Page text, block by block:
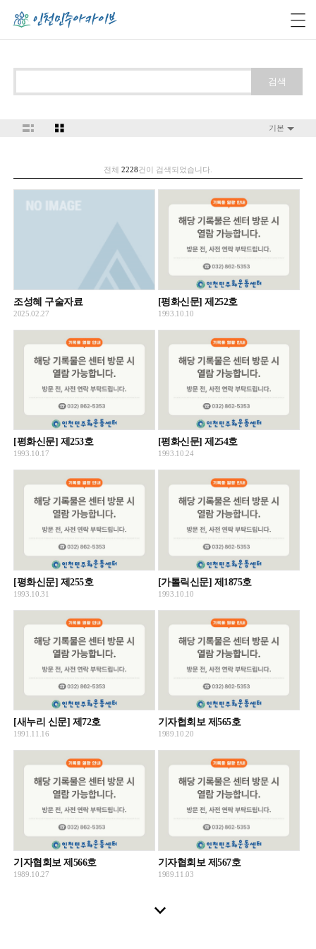
검색
기본
전체 2228건이 검색되었습니다.
조성혜 구술자료
2025.02.27
[평화신문] 제252호
1993.10.10
[평화신문] 제253호
1993.10.17
[평화신문] 제254호
1993.10.24
[평화신문] 제255호
1993.10.31
[가톨릭신문] 제1875호
1993.10.10
[새누리 신문] 제72호
1991.11.16
기자협회보 제565호
1989.10.20
기자협회보 제566호
1989.10.27
기자협회보 제567호
1989.11.03